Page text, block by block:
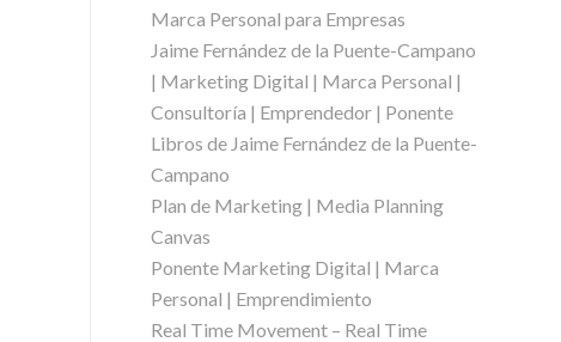
Marca Personal para Empresas
Jaime Fernández de la Puente-Campano
| Marketing Digital | Marca Personal |
Consultoría | Emprendedor | Ponente
Libros de Jaime Fernández de la Puente-
Campano
Plan de Marketing | Media Planning
Canvas
Ponente Marketing Digital | Marca
Personal | Emprendimiento
Real Time Movement – Real Time